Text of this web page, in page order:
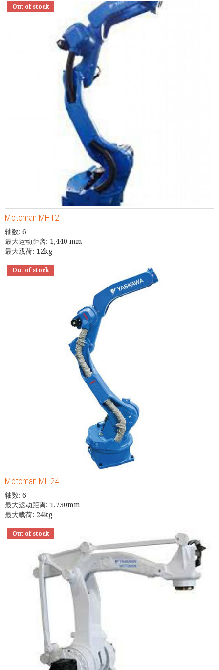
Out of stock
Motoman MH12
轴数: 6
最大运动距离: 1,440 mm
最大载荷: 12kg
Out of stock
Motoman MH24
轴数: 6
最大运动距离: 1,730mm
最大载荷: 24kg
Out of stock